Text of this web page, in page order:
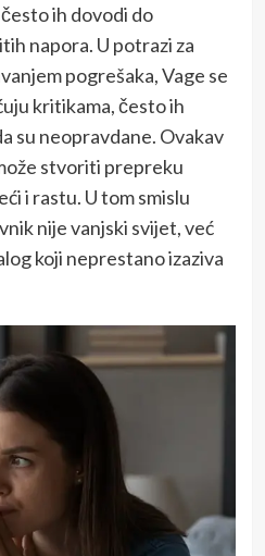
ih dovodi do
napora. U potrazi za
pogrešaka, Vage se
kritikama, često ih
su neopravdane. Ovakav
stvoriti prepreku
i rastu. U tom smislu
nije vanjski svijet, već
koji neprestano izaziva